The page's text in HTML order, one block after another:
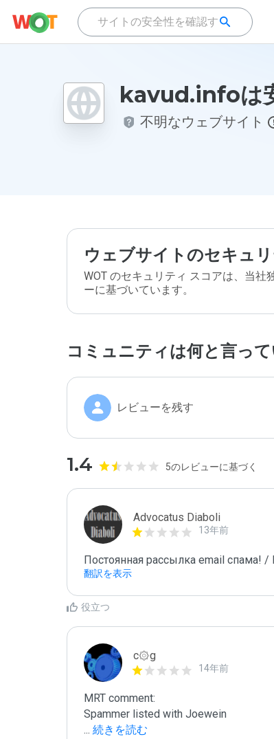
kavud.infoは
不明なウェブサイト
ウェブサイトのセキュ
WOT のセキュリティ スコアは、当
ーに基づいています。
コミュニティは何と言っ
レビューを残す
1.4 5のレビューに基づく
Advocatus Diaboli
13年前
Постоянная рассылка email спама! /
翻訳を表示
役立つ
c۞g
14年前
MRT comment:
... 続きを読む